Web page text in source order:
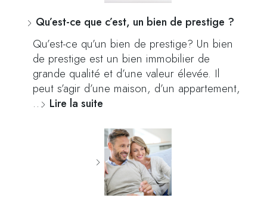
Qu’est-ce que c’est, un bien de prestige ?
Qu’est-ce qu’un bien de prestige? Un bien
de prestige est un bien immobilier de
grande qualité et d’une valeur élevée. Il
peut s’agir d’une maison, d’un appartement,
… Lire la suite